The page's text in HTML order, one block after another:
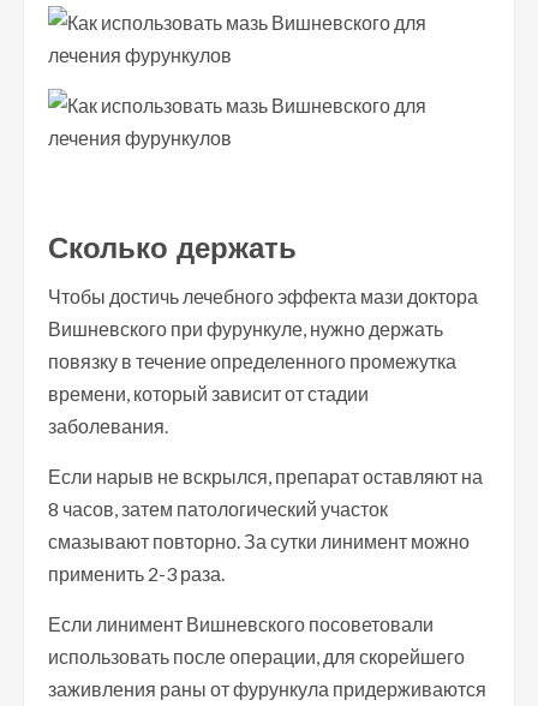
Сколько держать
Чтобы достичь лечебного эффекта мази доктора
Вишневского при фурункуле, нужно держать
повязку в течение определенного промежутка
времени, который зависит от стадии
заболевания.
Если нарыв не вскрылся, препарат оставляют на
8 часов, затем патологический участок
смазывают повторно. За сутки линимент можно
применить 2-3 раза.
Если линимент Вишневского посоветовали
использовать после операции, для скорейшего
заживления раны от фурункула придерживаются